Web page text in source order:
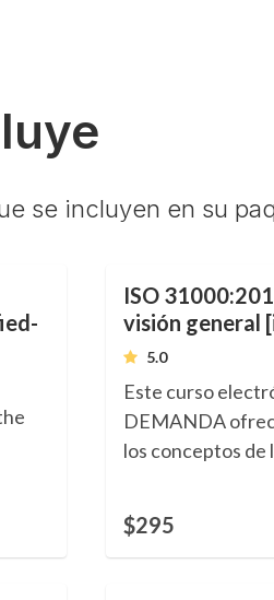
se incluyen en su
ISO
visión general
5.0
Este curso
DEMANDA
los conceptos de
Riesgos e
Competencia de
$295